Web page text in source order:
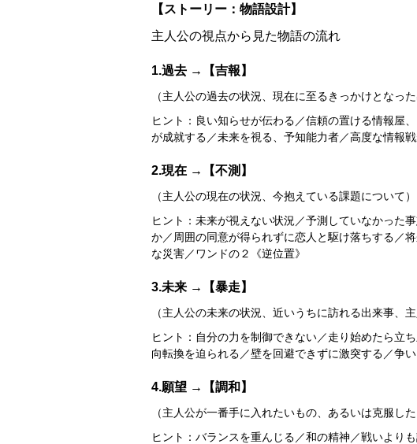
【ストーリー：物語設計】
主人公の視点から見た物語の流れ
1.過去 →【吉報】
（主人公の過去の状況、現在に至るきっかけとなっ
ヒント：良い知らせが伝わる／信頼の置ける情報屋
が成就する／未来を視る、予知能力者／高度な情報
2.現在 →【不測】
（主人公の現在の状況、今抱えている課題について）
ヒント：未来が視えない状況／予測していなかった
か／周囲の同意が得られずに恋人と駆け落ちする／
な災害／ワンドの２《逆位置》
3.未来 →【暴走】
（主人公の未来の状況、近いうちに訪れる出来事、
ヒント：自分の力を制御できない／走り始めたら立
向転換を迫られる／壁を回避できずに激突する／争
4.願望 →【調和】
（主人公が一番手に入れたいもの、あるいは克服し
ヒント：バランスを重んじる／和の精神／戦いより